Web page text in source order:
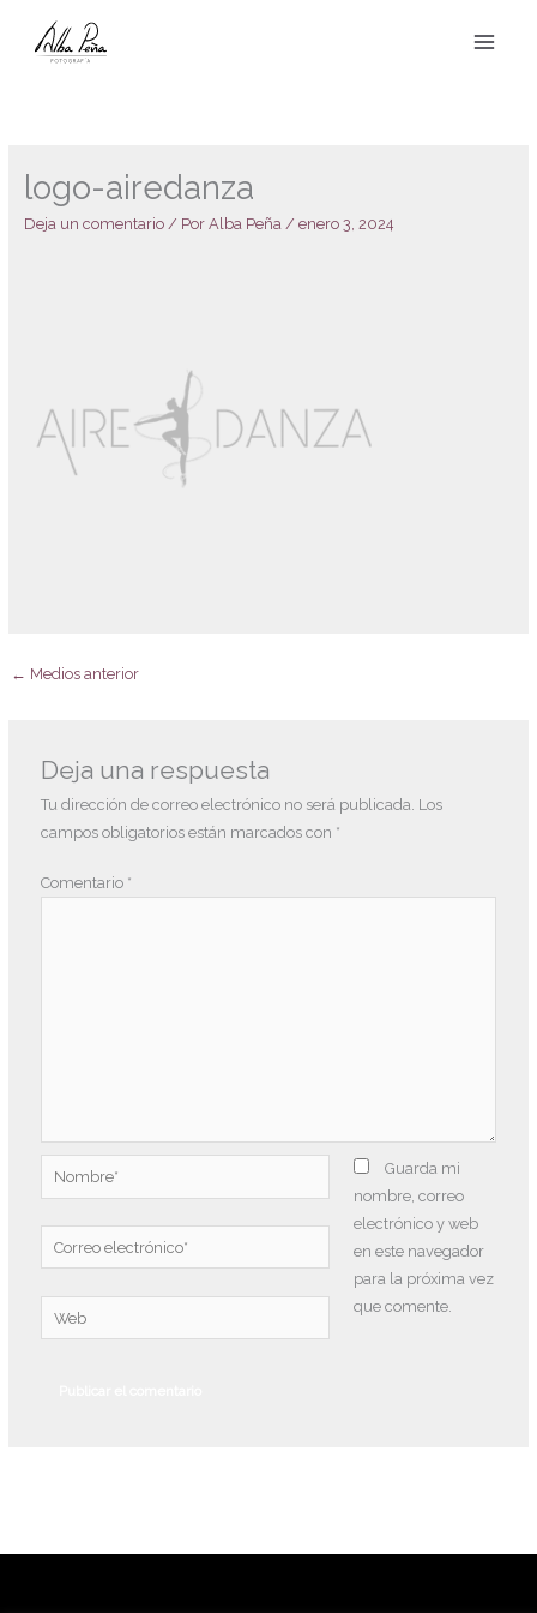
contenido
logo-airedanza
Deja un comentario / Por Alba Peña / enero 3, 2024
← Medios anterior
Deja una respuesta
Tu dirección de correo electrónico no será publicada. Los
campos obligatorios están marcados con *
Comentario *
Nombre*
Correo
electrónico*
Web
Guarda mi
nombre, correo
electrónico y web
en este navegador
para la próxima vez
que comente.